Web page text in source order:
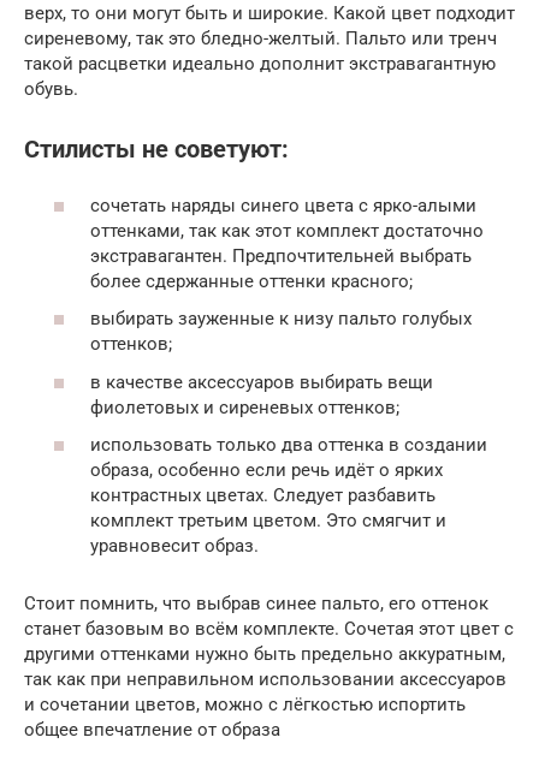
верх, то они могут быть и широкие. Какой цвет подходит
сиреневому, так это бледно-желтый. Пальто или тренч
такой расцветки идеально дополнит экстравагантную
обувь.
Стилисты не советуют:
сочетать наряды синего цвета с ярко-алыми
оттенками, так как этот комплект достаточно
экстравагантен. Предпочтительней выбрать
более сдержанные оттенки красного;
выбирать зауженные к низу пальто голубых
оттенков;
в качестве аксессуаров выбирать вещи
фиолетовых и сиреневых оттенков;
использовать только два оттенка в создании
образа, особенно если речь идёт о ярких
контрастных цветах. Следует разбавить
комплект третьим цветом. Это смягчит и
уравновесит образ.
Стоит помнить, что выбрав синее пальто, его оттенок
станет базовым во всём комплекте. Сочетая этот цвет с
другими оттенками нужно быть предельно аккуратным,
так как при неправильном использовании аксессуаров
и сочетании цветов, можно с лёгкостью испортить
общее впечатление от образа